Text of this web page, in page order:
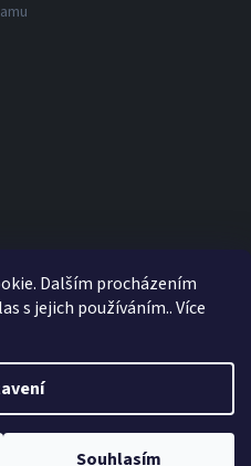
Dalším procházením
s jejich používáním.. Více
Souhlasím
s.r.o.. Všechna práva